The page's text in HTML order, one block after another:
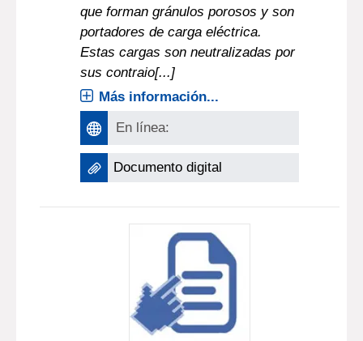
que forman gránulos porosos y son
portadores de carga eléctrica.
Estas cargas son neutralizadas por
sus contraio[...]
Más información...
En línea:
Documento digital